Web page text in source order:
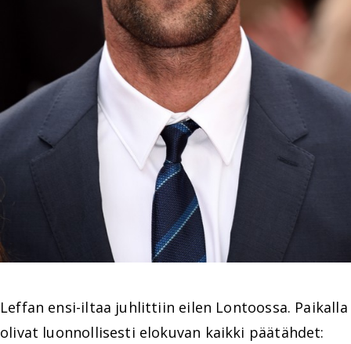
Leffan ensi-iltaa juhlittiin eilen Lontoossa. Paikalla
olivat luonnollisesti elokuvan kaikki päätähdet: